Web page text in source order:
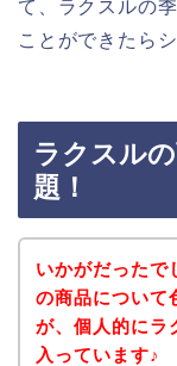
て、ラクスルの
ことができたら
ラクスル
題！
いかがだったで
の商品について
が、個人的にラ
入っています♪